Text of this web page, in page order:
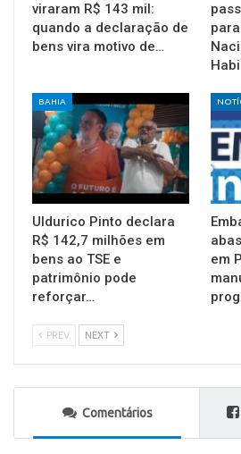
viraram R$ 143 mil:
quando a declaração de
bens vira motivo de…
BAHIA
Uldurico Pinto declara
R$ 142,7 milhões em
bens ao TSE e
patrimônio pode
reforçar…
em
PREV NEXT
Comentários